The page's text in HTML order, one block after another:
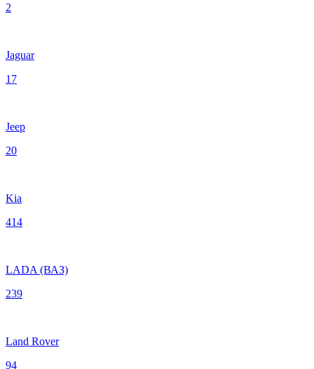
2
Jaguar
17
Jeep
20
Kia
414
LADA (ВАЗ)
239
Land Rover
94